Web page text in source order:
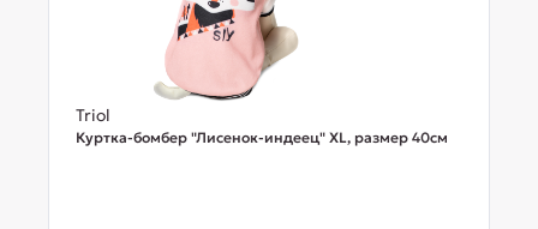
Triol
Куртка-бомбер "Лисенок-индеец" XL, размер 40см